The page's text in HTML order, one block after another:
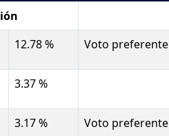
12.78 % Voto preferente
3.37 %
3.17 % Voto preferente